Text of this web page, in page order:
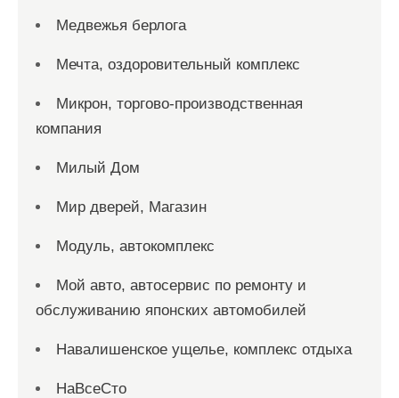
Медвежья берлога
Мечта, оздоровительный комплекс
Микрон, торгово-производственная
компания
Милый Дом
Мир дверей, Магазин
Модуль, автокомплекс
Мой авто, автосервис по ремонту и
обслуживанию японских автомобилей
Навалишенское ущелье, комплекс отдыха
НаВсеСто